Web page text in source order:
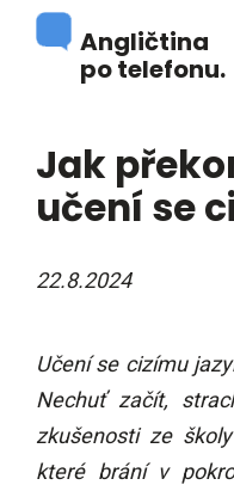
Angličtina
po telefonu.
Jak
učení se
22.8.2024
Učení se cizímu
Nechuť začít,
zkušenosti ze
které brání v